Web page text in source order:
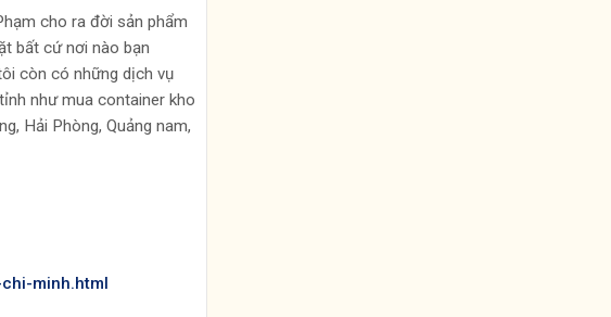
cho ra đời sản phẩm
bất cứ nơi nào bạn
còn có những dịch vụ
như mua container kho
Hải Phòng, Quảng nam,
minh.html